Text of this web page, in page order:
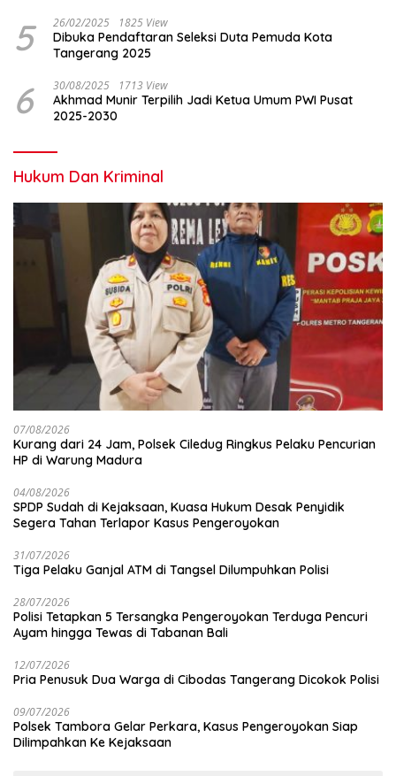
5 26/02/2025 1825 View
Dibuka Pendaftaran Seleksi Duta Pemuda Kota
Tangerang 2025
6 30/08/2025 1713 View
Akhmad Munir Terpilih Jadi Ketua Umum PWI Pusat
2025-2030
Hukum Dan Kriminal
07/08/2026
Kurang dari 24 Jam, Polsek Ciledug Ringkus Pelaku Pencurian
HP di Warung Madura
04/08/2026
SPDP Sudah di Kejaksaan, Kuasa Hukum Desak Penyidik
Segera Tahan Terlapor Kasus Pengeroyokan
31/07/2026
Tiga Pelaku Ganjal ATM di Tangsel Dilumpuhkan Polisi
28/07/2026
Polisi Tetapkan 5 Tersangka Pengeroyokan Terduga Pencuri
Ayam hingga Tewas di Tabanan Bali
12/07/2026
Pria Penusuk Dua Warga di Cibodas Tangerang Dicokok Polisi
09/07/2026
Polsek Tambora Gelar Perkara, Kasus Pengeroyokan Siap
Dilimpahkan Ke Kejaksaan